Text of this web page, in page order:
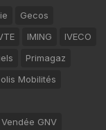
Gecos
IMING
IVECO
Primagaz
Mobilités
Vendée GNV